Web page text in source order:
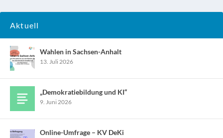
Aktuell
Wahlen in Sachsen-Anhalt
13. Juli 2026
„Demokratiebildung und KI“
9. Juni 2026
Online-Umfrage – KV DeKi